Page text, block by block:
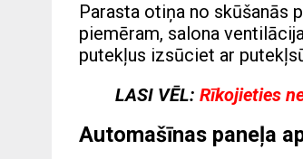
Parasta otiņa no skūšanās
piemēram, salona
putekļus izsūciet ar
LASI VĒL: Rīkojieties
Automašīnas paneļa